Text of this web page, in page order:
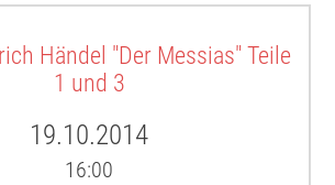
Händel "Der Messias" Teile
1 und 3
19.10.2014
16:00